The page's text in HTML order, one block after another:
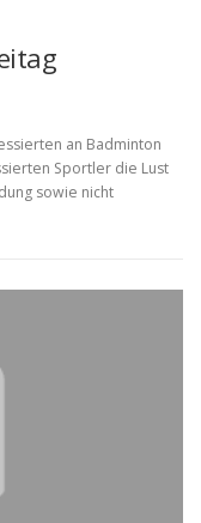
an Badminton
Sportler die Lust
sowie nicht